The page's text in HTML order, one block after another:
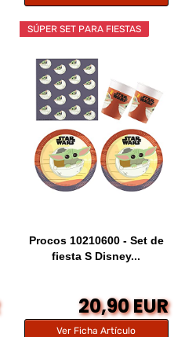
SÚPER SET PARA FIESTAS
Procos 10210600 - Set de
fiesta S Disney...
20,90 EUR
Ver Ficha Artículo